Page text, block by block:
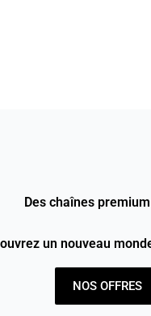
Des chaînes
un nouveau
NOS OFFRES